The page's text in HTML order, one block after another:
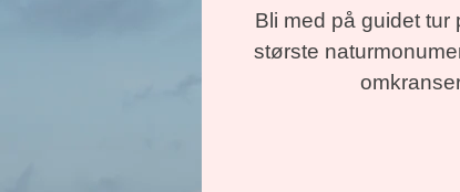
Bli med på guidet tur
største